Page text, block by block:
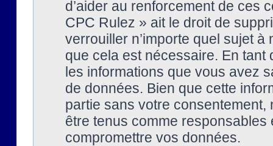
d’aider au renforcement de ces
CPC Rulez » ait le droit de
verrouiller n’importe quel sujet à
que cela est nécessaire. En tant
les informations que vous avez
de données. Bien que cette
partie sans votre
être tenus comme
compromettre vos données.